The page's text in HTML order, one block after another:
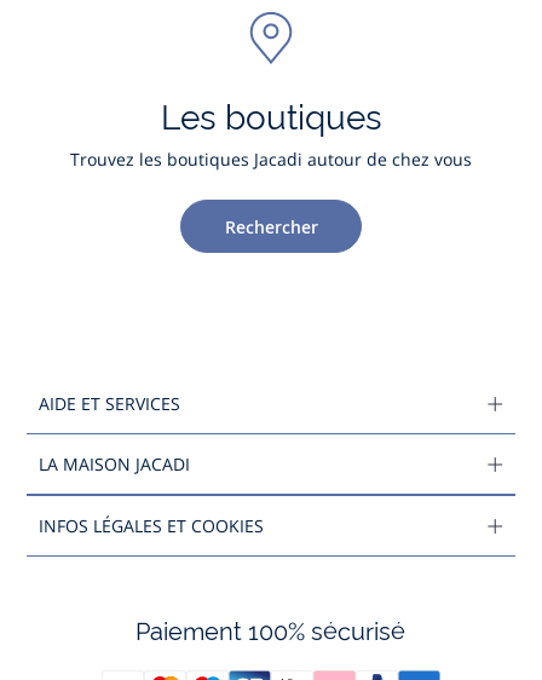
Les boutiques
Trouvez les boutiques Jacadi autour de chez vous
Rechercher
AIDE ET SERVICES
LA MAISON JACADI
INFOS LÉGALES ET COOKIES
Paiement 100% sécurisé